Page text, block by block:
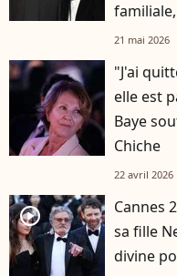
d'avis"
21 mai 2026
"J'ai
elle est
Baye
Chiche
22 avril 2026
player2
Cannes
sa fille
divine